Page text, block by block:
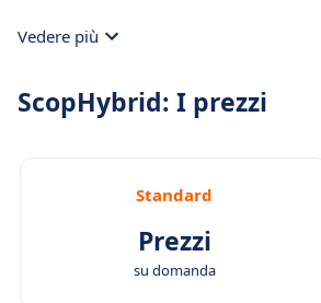
Vedere più
ScopHybrid: I prezzi
Standard
Prezzi
su domanda